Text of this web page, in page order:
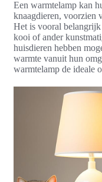
Een warmtelamp kan
knaagdieren, voorzien
Het is vooral
kooi of ander
huisdieren hebben
warmte vanuit hun
warmtelamp de ideale